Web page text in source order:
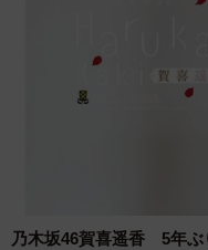
乃木坂46賀喜遥香 5年